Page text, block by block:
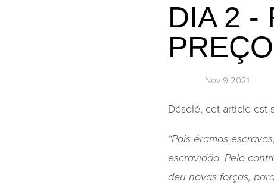
DIA 2 -
PREÇO
Nov 9 2021
Désolé, cet article est
“Pois éramos
escravidão. Pelo
deu novas forças,